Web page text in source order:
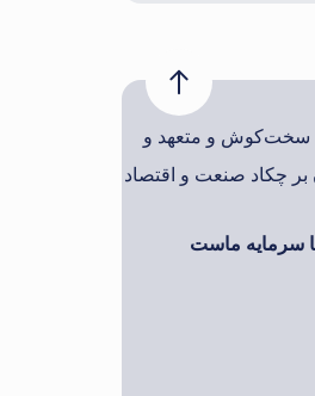
سخت‌کوش و متعهد و
چکاد صنعت و اقتصاد
سرمایه ماست